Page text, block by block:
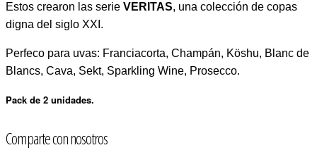
Estos crearon las serie VERITAS, una colección de copas
digna del siglo XXI.
Perfeco para uvas: Franciacorta, Champán, Köshu, Blanc de
Blancs, Cava, Sekt, Sparkling Wine, Prosecco.
Pack de 2 unidades.
Comparte con nosotros